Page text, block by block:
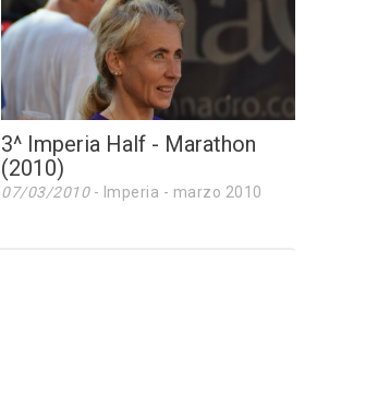
3^ Imperia Half - Marathon
(2010)
07/03/2010- Imperia - marzo 2010